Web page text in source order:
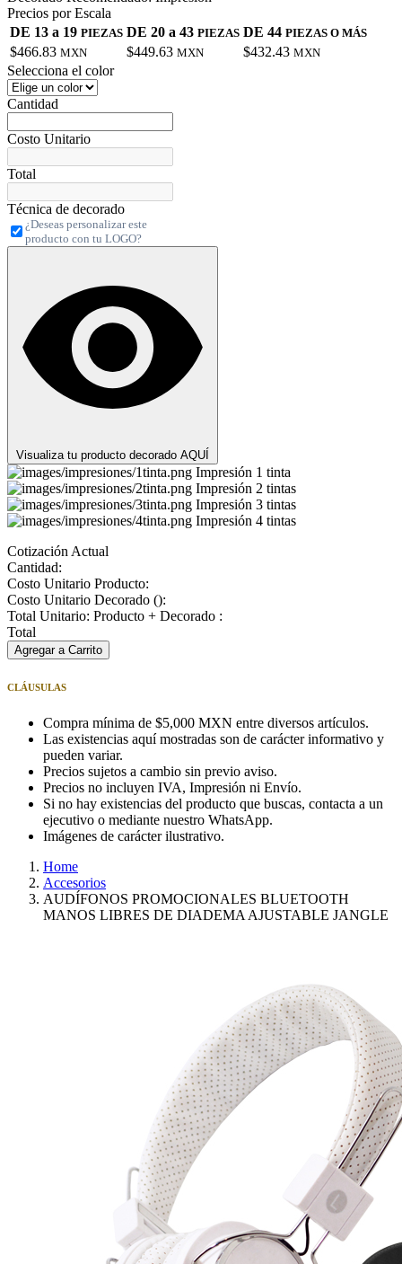
Precios por Escala
DE 13 a 19 PIEZAS DE 20 a 43 PIEZAS DE 44 PIEZAS O MÁS
$466.83 MXN $449.63 MXN $432.43 MXN
Selecciona el color
Cantidad
Costo Unitario
Total
Técnica de decorado
¿Deseas personalizar este
producto con tu LOGO?
Visualiza tu producto decorado AQUÍ
Impresión 1 tinta
Impresión 2 tintas
Impresión 3 tintas
Impresión 4 tintas
Cotización Actual
Cantidad:
Costo Unitario Producto:
Costo Unitario Decorado ():
Total Unitario: Producto + Decorado :
Total
Agregar a Carrito
CLÁUSULAS
Compra mínima de $5,000 MXN entre diversos artículos.
Las existencias aquí mostradas son de carácter informativo y
pueden variar.
Precios sujetos a cambio sin previo aviso.
Precios no incluyen IVA, Impresión ni Envío.
Si no hay existencias del producto que buscas, contacta a un
ejecutivo o mediante nuestro WhatsApp.
Imágenes de carácter ilustrativo.
Home
Accesorios
AUDÍFONOS PROMOCIONALES BLUETOOTH
MANOS LIBRES DE DIADEMA AJUSTABLE JANGLE